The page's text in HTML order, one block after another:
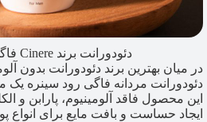
دئودورانت برند Cinere فاگی رود
در میان بهترین برند دئودورانت بدون
دئودورانت مردانه فاگی رود سینره
این محصول فاقد آلومینیوم، پارابن و
ایجاد حساست و بافت مایع برای